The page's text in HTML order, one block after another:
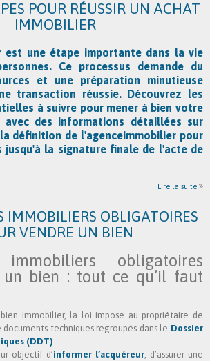
POUR RÉUSSIR UN ACHAT
IMMOBILIER
est une étape importante dans la vie
Ce processus demande du
et une préparation minutieuse
transaction réussie. Découvrez les
à suivre pour mener à bien votre
avec des informations détaillées sur
définition de l'agenceimmobilier pour
jusqu'à la signature finale de l'acte de
Lire la suite
IMMOBILIERS OBLIGATOIRES
VENDRE UN BIEN
immobiliers obligatoires
bien : tout ce qu’il faut
immobilier, la loi impose au propriétaire de
techniques regroupés dans le Dossier
(DDT)
objectif d’informer l’acquéreur , d’assurer une